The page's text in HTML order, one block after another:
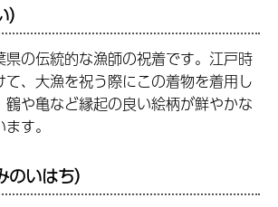
県の伝統的な漁師の祝着です。江戸時
、大漁を祝う際にこの着物を着用し
鶴や亀など縁起の良い絵柄が鮮やかな
す。
いはち）